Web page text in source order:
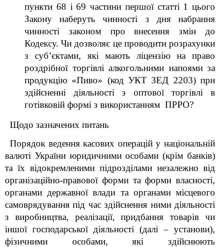
пункти 68 і 69 частини першої статті 1 цього
Закону наберуть чинності з дня набрання
чинності законом про внесення змін до
Кодексу. Чи дозволяє це проводити розрахунки
з суб’єктами, які мають ліцензію на право
роздрібної торгівлі алкогольними напоями за
продукцію «Пиво» (код УКТ ЗЕД 2203) при
здійсненні діяльності з оптової торгівлі в
готівковій формі з використанням ПРРО?
Щодо зазначених питань
Порядок ведення касових операцій у національній
валюті України юридичними особами (крім банків)
та їх відокремленими підрозділами незалежно від
організаційно-правової форми та форми власності,
органами державної влади та органами місцевого
самоврядування під час здійснення ними діяльності
з виробництва, реалізації, придбання товарів чи
іншої господарської діяльності (далі – установи),
фізичними особами, які здійснюють